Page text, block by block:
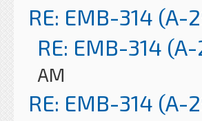
RE: EMB-314 (A-
RE: EMB-314
AM
RE: EMB-314 (A-